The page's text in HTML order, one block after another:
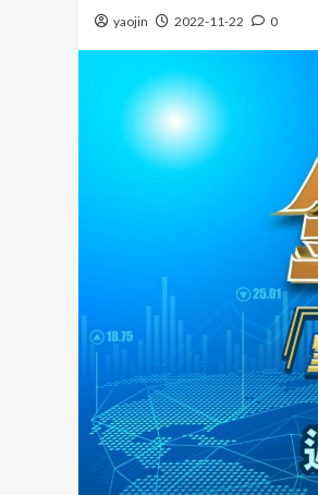
yaojin 2022-11-22 0